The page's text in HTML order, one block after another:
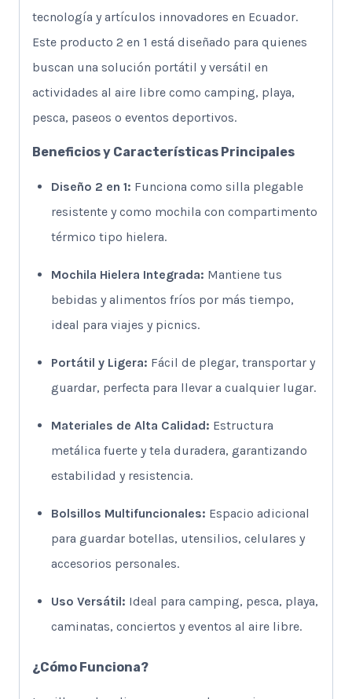
tecnología y artículos innovadores en Ecuador.
Este producto 2 en 1 está diseñado para quienes
buscan una solución portátil y versátil en
actividades al aire libre como camping, playa,
pesca, paseos o eventos deportivos.
Beneficios y Características Principales
Diseño 2 en 1: Funciona como silla plegable
resistente y como mochila con compartimento
térmico tipo hielera.
Mochila Hielera Integrada: Mantiene tus
bebidas y alimentos fríos por más tiempo,
ideal para viajes y picnics.
Portátil y Ligera: Fácil de plegar, transportar y
guardar, perfecta para llevar a cualquier lugar.
Materiales de Alta Calidad: Estructura
metálica fuerte y tela duradera, garantizando
estabilidad y resistencia.
Bolsillos Multifuncionales: Espacio adicional
para guardar botellas, utensilios, celulares y
accesorios personales.
Uso Versátil: Ideal para camping, pesca, playa,
caminatas, conciertos y eventos al aire libre.
¿Cómo Funciona?